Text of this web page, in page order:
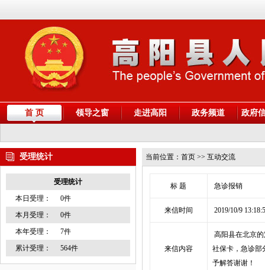
首 页 领导之窗 走进高阳 政务频道 政府
受理统计
受理统计
本日受理：
0件
本月受理：
0件
本年受理：
7件
累计受理：
564件
当前位置： 首页 >> 互动交流
标 题 急诊报销
来信时间 2019/10/9
来信内容
高阳县在北京
社保卡，急诊部
予解答谢谢！